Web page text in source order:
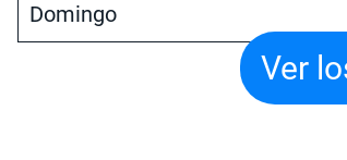
Domingo
Ver